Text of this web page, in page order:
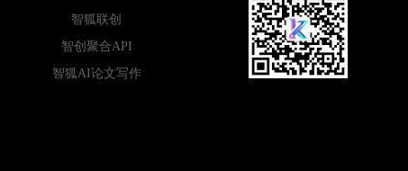
智狐联创
智创聚合API
智狐AI论文写作